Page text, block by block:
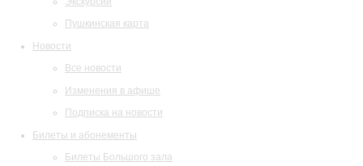
Пушкинская карта
Новости
Все новости
Изменения в афише
Подписка на новости
Билеты и абонементы
Билеты Большого зала